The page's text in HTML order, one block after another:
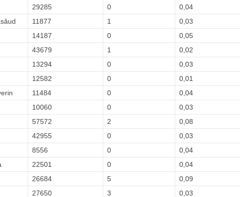
29285 0
0,04
11877 1
0,03
14187 0
0,05
43679 1
0,02
13294 0
0,03
12582 0
0,01
11484 0
0,04
10060 0
0,03
57572 2
0,08
42955 0
0,03
8556 0
0,04
22501 0
0,04
26684 5
0,09
27650 3
0,03